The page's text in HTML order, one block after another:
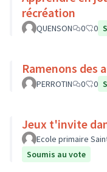
récréation
QUENSON 0 0
Ramenons des
PERROTIN 0 0
Jeux t'invite
Ecole primaire
Soumis au vote